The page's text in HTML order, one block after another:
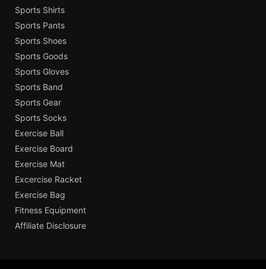
Sports Shirts
Sports Pants
Sports Shoes
Sports Goods
Sports Gloves
Sports Band
Sports Gear
Sports Socks
Exercise Ball
Exercise Board
Exercise Mat
Excercise Racket
Exercise Bag
Fitness Equipment
Affiliate Disclosure